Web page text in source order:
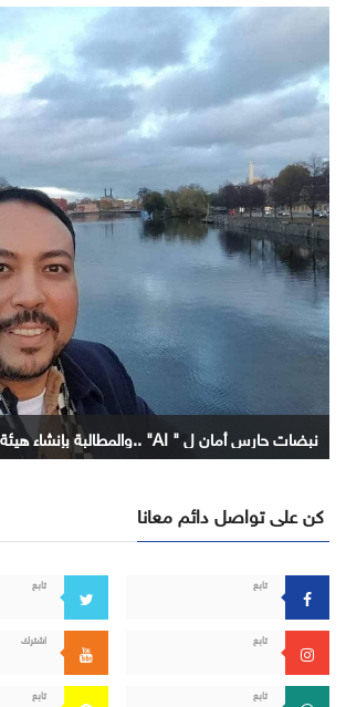
نبضات حارس أمان ل " AI" ..والمطالبة بإنشاء هيئة رقابة دولية
كن على تواصل دائم معانا
تابع تابع
تابع اشترك
تابع تابع